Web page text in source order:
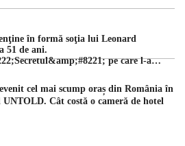
în formă soţia lui Leonard
51 de ani.
pe care l-a
cel mai scump oraș din România în
UNTOLD. Cât costă o cameră de hotel